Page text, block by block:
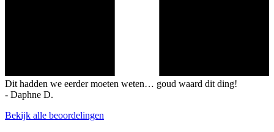
Dit hadden we eerder moeten weten… goud waard dit ding!
- Daphne D.
Bekijk alle beoordelingen